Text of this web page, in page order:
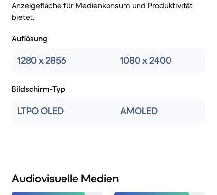
Anzeigefläche für Medienkonsum und Produktivität
bietet.
Auflösung
1280 x 2856 1080 x 2400
Bildschirm-Typ
LTPO OLED AMOLED
Audiovisuelle Medien